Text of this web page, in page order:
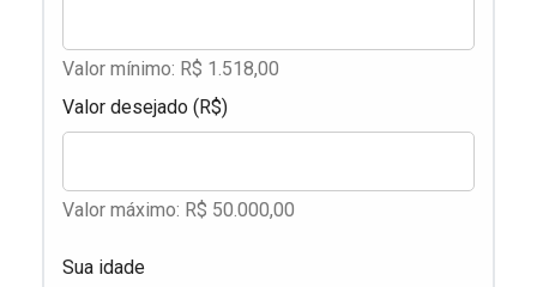
Valor mínimo: R$ 1.518,00
Valor desejado (R$)
Valor máximo: R$ 50.000,00
Sua idade